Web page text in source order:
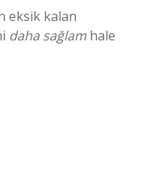
eksik kalan
daha sağlam hale